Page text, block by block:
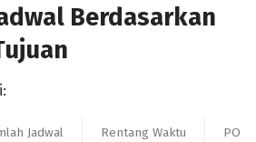
Berdasarkan
Jadwal Rentang Waktu
PO